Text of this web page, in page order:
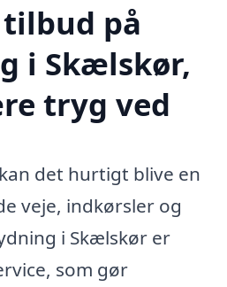
tilbud på
i Skælskør,
tryg ved
det hurtigt blive en
veje, indkørsler og
i Skælskør er
som gør